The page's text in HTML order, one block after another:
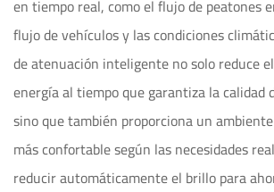
en tiempo real, como el flujo de peatones
flujo de vehículos y las condiciones
de atenuación inteligente no solo reduce
energía al tiempo que garantiza la calidad
sino que también proporciona un
más confortable según las necesidades
reducir automáticamente el brillo para